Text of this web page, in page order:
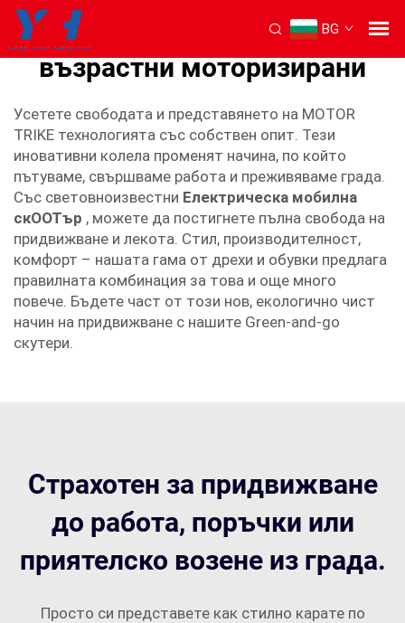
BG
триколесни скOOTъри за
възрастни моторизирани
Усетете свободата и представянето на MOTOR
TRIKE технологията със собствен опит. Тези
иновативни колела променят начина, по който
пътуваме, свършваме работа и преживяваме града.
Със световноизвестни Електрическа мобилна
скOOTър , можете да постигнете пълна свобода на
придвижване и лекота. Стил, производителност,
комфорт – нашата гама от дрехи и обувки предлага
правилната комбинация за това и още много
повече. Бъдете част от този нов, екологично чист
начин на придвижване с нашите Green-and-go
скутери.
Страхотен за придвижване
до работа, поръчки или
приятелско возене из града.
Просто си представете как стилно карате по